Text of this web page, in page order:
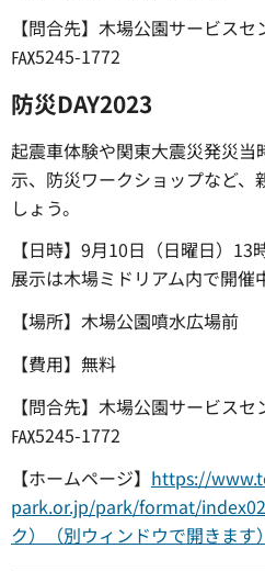
【問合先】木場公園サービス
℻5245-1772
防災DAY2023
起震車体験や関東大震災発災
示、防災ワークショップなど、
しょう。
【日時】9月10日（日曜日）13
展示は木場ミドリアム内で開催
【場所】木場公園噴水広場前
【費用】無料
【問合先】木場公園サービス
℻5245-1772
【ホームページ】 https://
park.or.jp/park/format/
ク）（別ウィンドウで開きます）